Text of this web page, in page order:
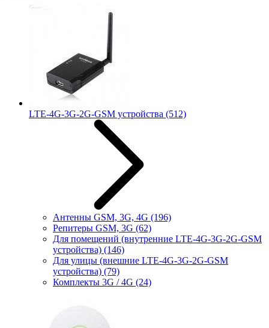
LTE-4G-3G-2G-GSM устройства (512)
Антенны GSM, 3G, 4G (196)
Репитеры GSM, 3G (62)
Для помещений (внутренние LTE-4G-3G-2G-GSM
устройства) (146)
Для улицы (внешние LTE-4G-3G-2G-GSM
устройства) (79)
Комплекты 3G / 4G (24)